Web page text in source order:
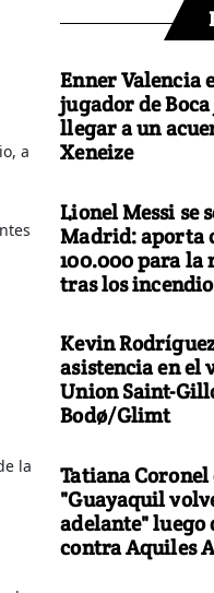
a
la
Enner Valencia
jugador de
llegar a un
Xeneize
Lionel Messi se
Madrid: aporta
100.000 para
tras los
Kevin
asistencia en el
Union Saint-
Bodø/Glimt
Tatiana Coronel
"Guayaquil
adelante" luego
contra Aquiles